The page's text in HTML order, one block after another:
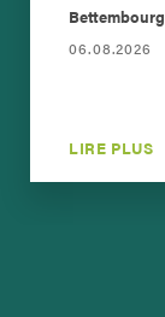
Bettembourg
06.08.2026
LIRE PLUS